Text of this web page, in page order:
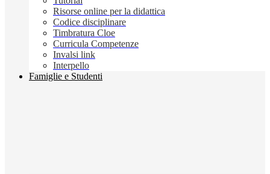
Risorse online per la didattica
Codice disciplinare
Timbratura Cloe
Curricula Competenze
Invalsi link
Interpello
Famiglie e Studenti